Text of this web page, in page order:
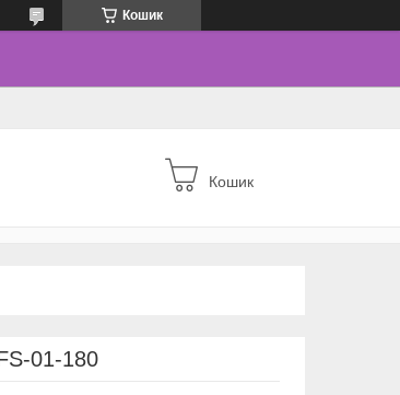
Кошик
Кошик
01-180